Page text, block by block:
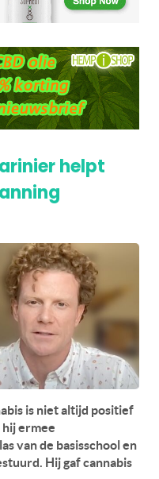
helpt
is niet altijd positief
ermee
van de basisschool en
Hij gaf cannabis